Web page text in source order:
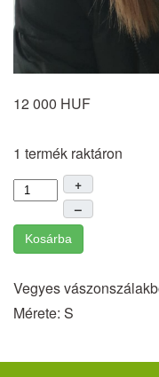
12 000 HUF
1 termék raktáron
+
–
Kosárba
Vegyes
Mérete: S